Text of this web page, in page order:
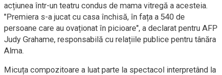
acțiunea într-un teatru condus de mama vitregă a acesteia.
"Premiera s-a jucat cu casa închisă, în fața a 540 de
persoane care au ovaționat în picioare", a declarat pentru AFP
Judy Grahame, responsabilă cu relațiile publice pentru tânăra
Alma.
Micuța compozitoare a luat parte la spectacol interpretând la